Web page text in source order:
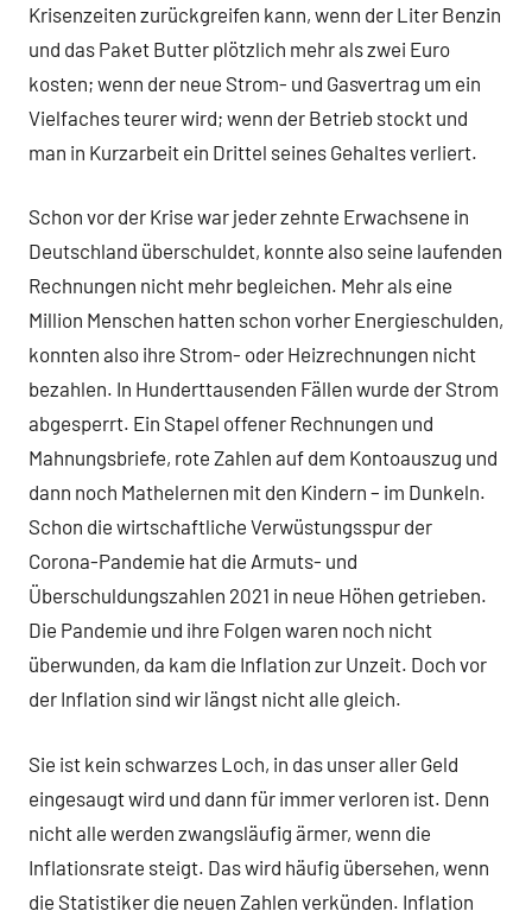
Krisenzeiten zurückgreifen kann, wenn der Liter Benzin
und das Paket Butter plötzlich mehr als zwei Euro
kosten; wenn der neue Strom- und Gasvertrag um ein
Vielfaches teurer wird; wenn der Betrieb stockt und
man in Kurzarbeit ein Drittel seines Gehaltes verliert.
Schon vor der Krise war jeder zehnte Erwachsene in
Deutschland überschuldet, konnte also seine laufenden
Rechnungen nicht mehr begleichen. Mehr als eine
Million Menschen hatten schon vorher Energieschulden,
konnten also ihre Strom- oder Heizrechnungen nicht
bezahlen. In Hunderttausenden Fällen wurde der Strom
abgesperrt. Ein Stapel offener Rechnungen und
Mahnungsbriefe, rote Zahlen auf dem Kontoauszug und
dann noch Mathelernen mit den Kindern – im Dunkeln.
Schon die wirtschaftliche Verwüstungsspur der
Corona-Pandemie hat die Armuts- und
Überschuldungszahlen 2021 in neue Höhen getrieben.
Die Pandemie und ihre Folgen waren noch nicht
überwunden, da kam die Inflation zur Unzeit. Doch vor
der Inflation sind wir längst nicht alle gleich.
Sie ist kein schwarzes Loch, in das unser aller Geld
eingesaugt wird und dann für immer verloren ist. Denn
nicht alle werden zwangsläufig ärmer, wenn die
Inflationsrate steigt. Das wird häufig übersehen, wenn
die Statistiker die neuen Zahlen verkünden. Inflation